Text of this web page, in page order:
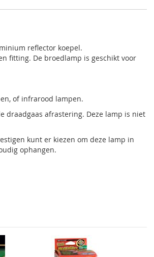
reflector koepel.
fitting. De broedlamp is geschikt voor
of infrarood lampen.
draadgaas afrastering. Deze lamp is niet
kunt er kiezen om deze lamp in
ophangen.